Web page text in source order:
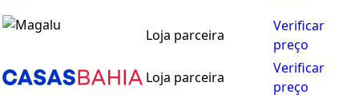
Loja parceira
Verificar
preço
Loja parceira
Verificar
preço